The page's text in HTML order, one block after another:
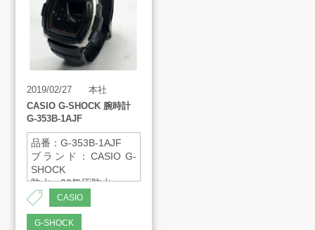
2019/02/27
本社
CASIO G-SHOCK 腕時計
G-353B-1AJF
品番：G-353B-1AJF
ブランド：CASIO G-
SHOCK
防水：20気圧防水
精度：平均月差±15秒
ワールドタイム：世界
27都市(29タイムゾー
CASIO
G-SHOCK